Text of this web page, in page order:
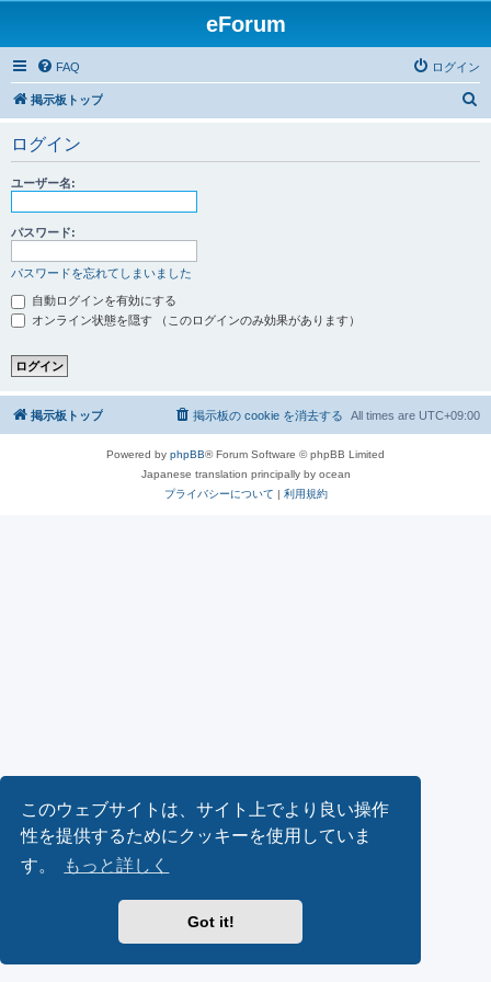
このウェブサイトは、サイト上でより良い操作
性を提供するためにクッキーを使用していま
す。
もっと詳しく
Got it!
eForum
FAQ ログイン
掲示板トップ
ログイン
ユーザー名:
パスワード:
パスワードを忘れてしまいました
自動ログインを有効にする
オンライン状態を隠す （このログインのみ効果があります）
掲示板トップ All times are UTC+09:00
掲示板の cookie を消去する
Powered by phpBB® Forum Software © phpBB Limited
Japanese translation principally by ocean
プライバシーについて | 利用規約